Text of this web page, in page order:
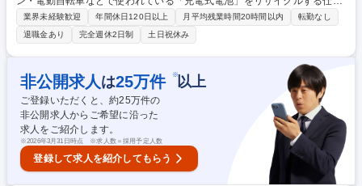
です。作業自体はシンプル！チームで協力して進めるため、未経験でもす
ぐにご活躍いただけます☆ ・工場内にてフォークリフトや屋内クレーンを
使用した材料や製品の運搬 ・リサイクル設備を運転して投入材料の準備や
投入、製品の取り出し作業 ・出来上がったリサイクル製品の検品や計量
・パソコンの簡単なエクセル操作による原材料や製品の在庫データ管理 ・
安全に設備を稼働させるための定期的な設備の清掃やメンテナンス業務 ※
入社後は先輩が丁寧に指導するため未経験でも安心です。 募集職種 【大
阪∬電池のリサイクルスタッフ】年間休日126日／残業ほぼ無し◎
業界未経験歓迎 年間休日120日以上 月平均残業時間20時間以内
転勤なし
退職金あり
完全週休2日制 土日祝休み
非公開求人 は25万件 ※以上
ご登録いただくと、約25万件の
非公開求人からご希望に沿った
求人をご紹介します。
※2026年3月31日時点 ※求人数＝採用予定人数
登録して求人を紹介してもらう